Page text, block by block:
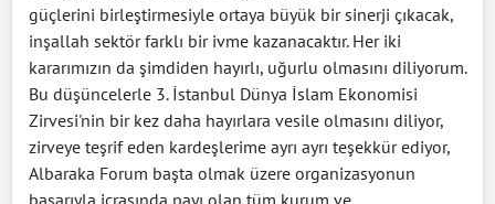
güçlerini birleştirmesiyle ortaya büyük bir sinerji çıkacak,
inşallah sektör farklı bir ivme kazanacaktır. Her iki
kararımızın da şimdiden hayırlı, uğurlu olmasını diliyorum.
Bu düşüncelerle 3. İstanbul Dünya İslam Ekonomisi
Zirvesi'nin bir kez daha hayırlara vesile olmasını diliyor,
zirveye teşrif eden kardeşlerime ayrı ayrı teşekkür ediyor,
Albaraka Forum başta olmak üzere organizasyonun
başarıyla icrasında payı olan tüm kurum ve